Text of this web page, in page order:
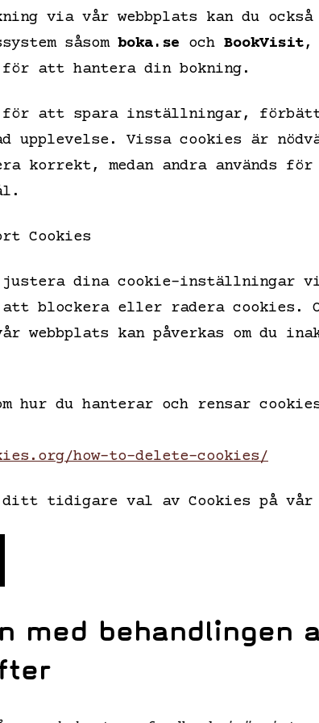
via vår webbplats kan du
såsom boka.se och BookVisit,
för att hantera din bokning.
för att spara inställningar,
upplevelse. Vissa cookies är
korrekt, medan andra används
Cookies
justera dina cookie-inställningar
att blockera eller radera cookies.
webbplats kan påverkas om du
hur du hanterar och rensar
how-to-delete-cookies/
ditt tidigare val av Cookies på vår
med behandlingen